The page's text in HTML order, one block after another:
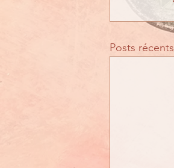
Posts récents